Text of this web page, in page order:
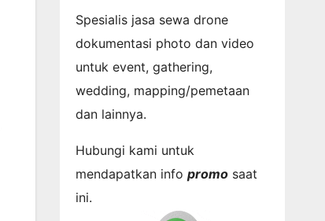
Spesialis jasa sewa drone
dokumentasi photo dan video
untuk event, gathering,
wedding, mapping/pemetaan
dan lainnya.
Hubungi kami untuk
mendapatkan info promosaat
ini.